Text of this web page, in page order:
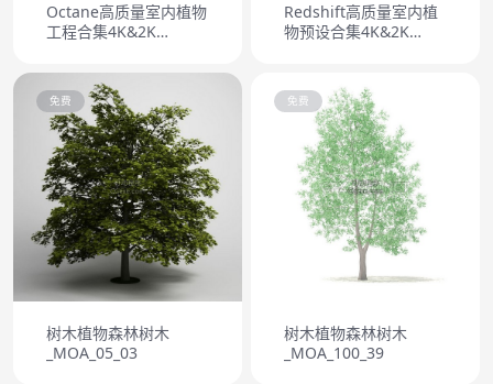
Octane高质量室内植物
工程合集4K&2K
Redshift高质量室内植
物预设合集4K&2K
免费
树木植物森林树木
_MOA_05_03
免费
树木植物森林树木
_MOA_100_39